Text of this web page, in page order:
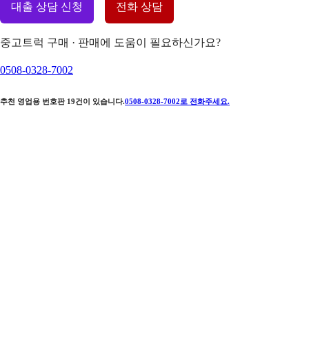
대출 상담 신청 전화 상담
중고트럭 구매 · 판매에 도움이 필요하신가요?
0508-0328-7002
추천 영업용 번호판 19건이 있습니다.0508-0328-7002 로 전화주세요.